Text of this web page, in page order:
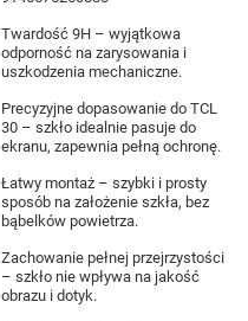
Twardość 9H – wyjątkowa
odporność na zarysowania i
uszkodzenia mechaniczne.
Precyzyjne dopasowanie do TCL
30 – szkło idealnie pasuje do
ekranu, zapewnia pełną ochronę.
Łatwy montaż – szybki i prosty
sposób na założenie szkła, bez
bąbelków powietrza.
Zachowanie pełnej przejrzystości
– szkło nie wpływa na jakość
obrazu i dotyk.